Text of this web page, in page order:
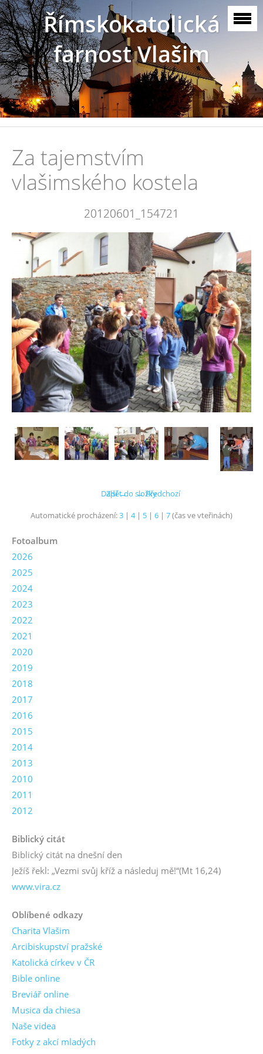
Římskokatolická
farnost Vlašim
Za tajemstvím
vlašimského kostela
20120601_154721
← Předchozí
Další →
Zpět do složky
Automatické procházení:3 | 4| 5 | 6 | 7(čas ve vteřinách)
Fotoalbum
2026
2025
2024
2023
2022
2021
2020
2019
2018
2017
2016
2015
2014
2013
2010
2011
2012
Biblický citát
Biblický citát na dnešní den
Ježíš řekl: „Vezmi svůj kříž a následuj mě!“(Mt 16,24)
www.vira.cz
Oblíbené odkazy
Charita Vlašim
Arcibiskupství pražské
Katolická církev v ČR
Bible online
Breviář online
Musica da chiesa
Naše videa
Fotky z akcí mladých